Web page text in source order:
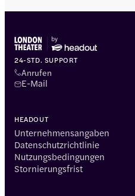
24-STD. SUPPORT
Anrufen
E-Mail
HEADOUT
Unternehmensangaben
Datenschutzrichtlinie
Nutzungsbedingungen
Stornierungsfrist